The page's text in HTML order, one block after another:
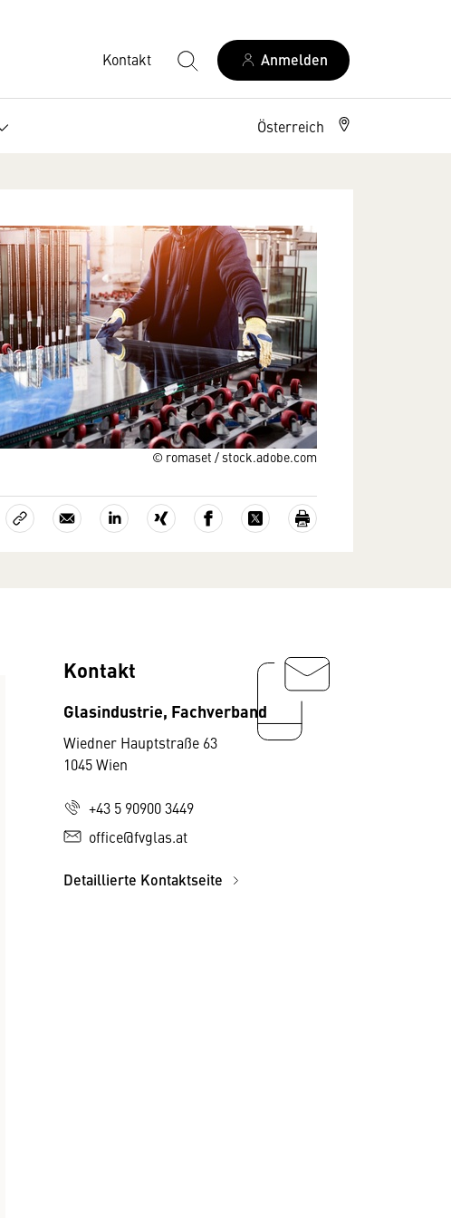
Kontakt Anmelden
Österreich
© romaset / stock.adobe.com
Kontakt
Glasindustrie, Fachverband
Wiedner Hauptstraße 63
1045 Wien
+43 5 90900 3449
office@fvglas.at
Detaillierte Kontaktseite